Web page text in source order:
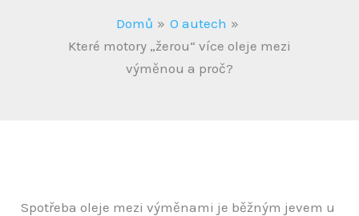
Domů
O autech
Které motory „žerou“ více oleje mezi
výměnou a proč?
Spotřeba oleje mezi výměnami je běžným jevem u